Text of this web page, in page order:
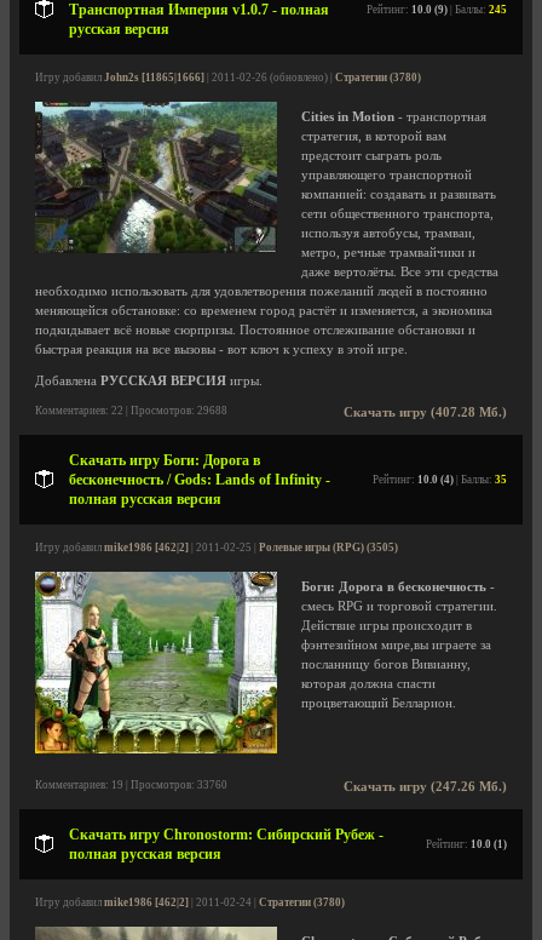
Транспортная Империя v1.0.7 - полная
русская версия
Рейтинг: 10.0 (9) | Баллы: 245
Игру добавил John2s [11865|1666] | 2011-02-26 (обновлено) | Стратегии (3780)
Cities in Motion - транспортная
стратегия, в которой вам
предстоит сыграть роль
управляющего транспортной
компанией: создавать и развивать
сети общественного транспорта,
используя автобусы, трамваи,
метро, речные трамвайчики и
даже вертолёты. Все эти средства
необходимо использовать для удовлетворения пожеланий людей в постоянно
меняющейся обстановке: со временем город растёт и изменяется, а экономика
подкидывает всё новые сюрпризы. Постоянное отслеживание обстановки и
быстрая реакция на все вызовы - вот ключ к успеху в этой игре.
Добавлена РУССКАЯ ВЕРСИЯ игры.
Скачать игру (407.28 Мб.)
Комментариев: 22 | Просмотров: 29688
Скачать игру Боги: Дорога в
бесконечность / Gods: Lands of Infinity -
полная русская версия
Рейтинг: 10.0 (4) | Баллы: 35
Игру добавил mike1986 [462|2] | 2011-02-25 | Ролевые игры (RPG) (3505)
Боги: Дорога в бесконечность -
смесь RPG и торговой стратегии.
Действие игры происходит в
фэнтезийном мире,вы играете за
посланницу богов Вивианну,
которая должна спасти
процветающий Белларион.
Скачать игру (247.26 Мб.)
Комментариев: 19 | Просмотров: 33760
Скачать игру Chronostorm: Сибирский Рубеж -
полная русская версия
Рейтинг: 10.0 (1)
Игру добавил mike1986 [462|2] | 2011-02-24 | Стратегии (3780)